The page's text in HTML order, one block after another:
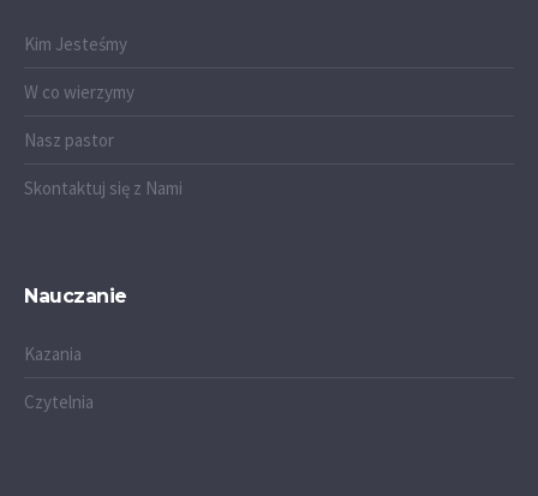
Kim Jesteśmy
W co wierzymy
Nasz pastor
Skontaktuj się z Nami
Nauczanie
Kazania
Czytelnia